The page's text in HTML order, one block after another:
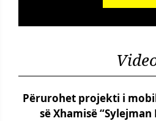
Përurohet projekti i
së Xhamisë